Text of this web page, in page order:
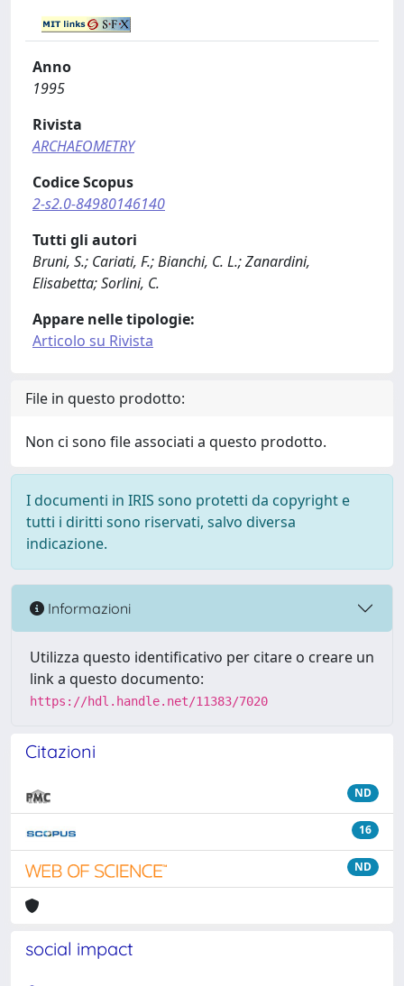
Anno
1995
Rivista
ARCHAEOMETRY
Codice Scopus
2-s2.0-84980146140
Tutti gli autori
Bruni, S.; Cariati, F.; Bianchi, C. L.; Zanardini,
Elisabetta; Sorlini, C.
Appare nelle tipologie:
Articolo su Rivista
File in questo prodotto:
Non ci sono file associati a questo prodotto.
I documenti in IRIS sono protetti da copyright e
tutti i diritti sono riservati, salvo diversa
indicazione.
Informazioni
Utilizza questo identificativo per citare o creare un
link a questo documento:
https://hdl.handle.net/11383/7020
Citazioni
ND
16
ND
social impact